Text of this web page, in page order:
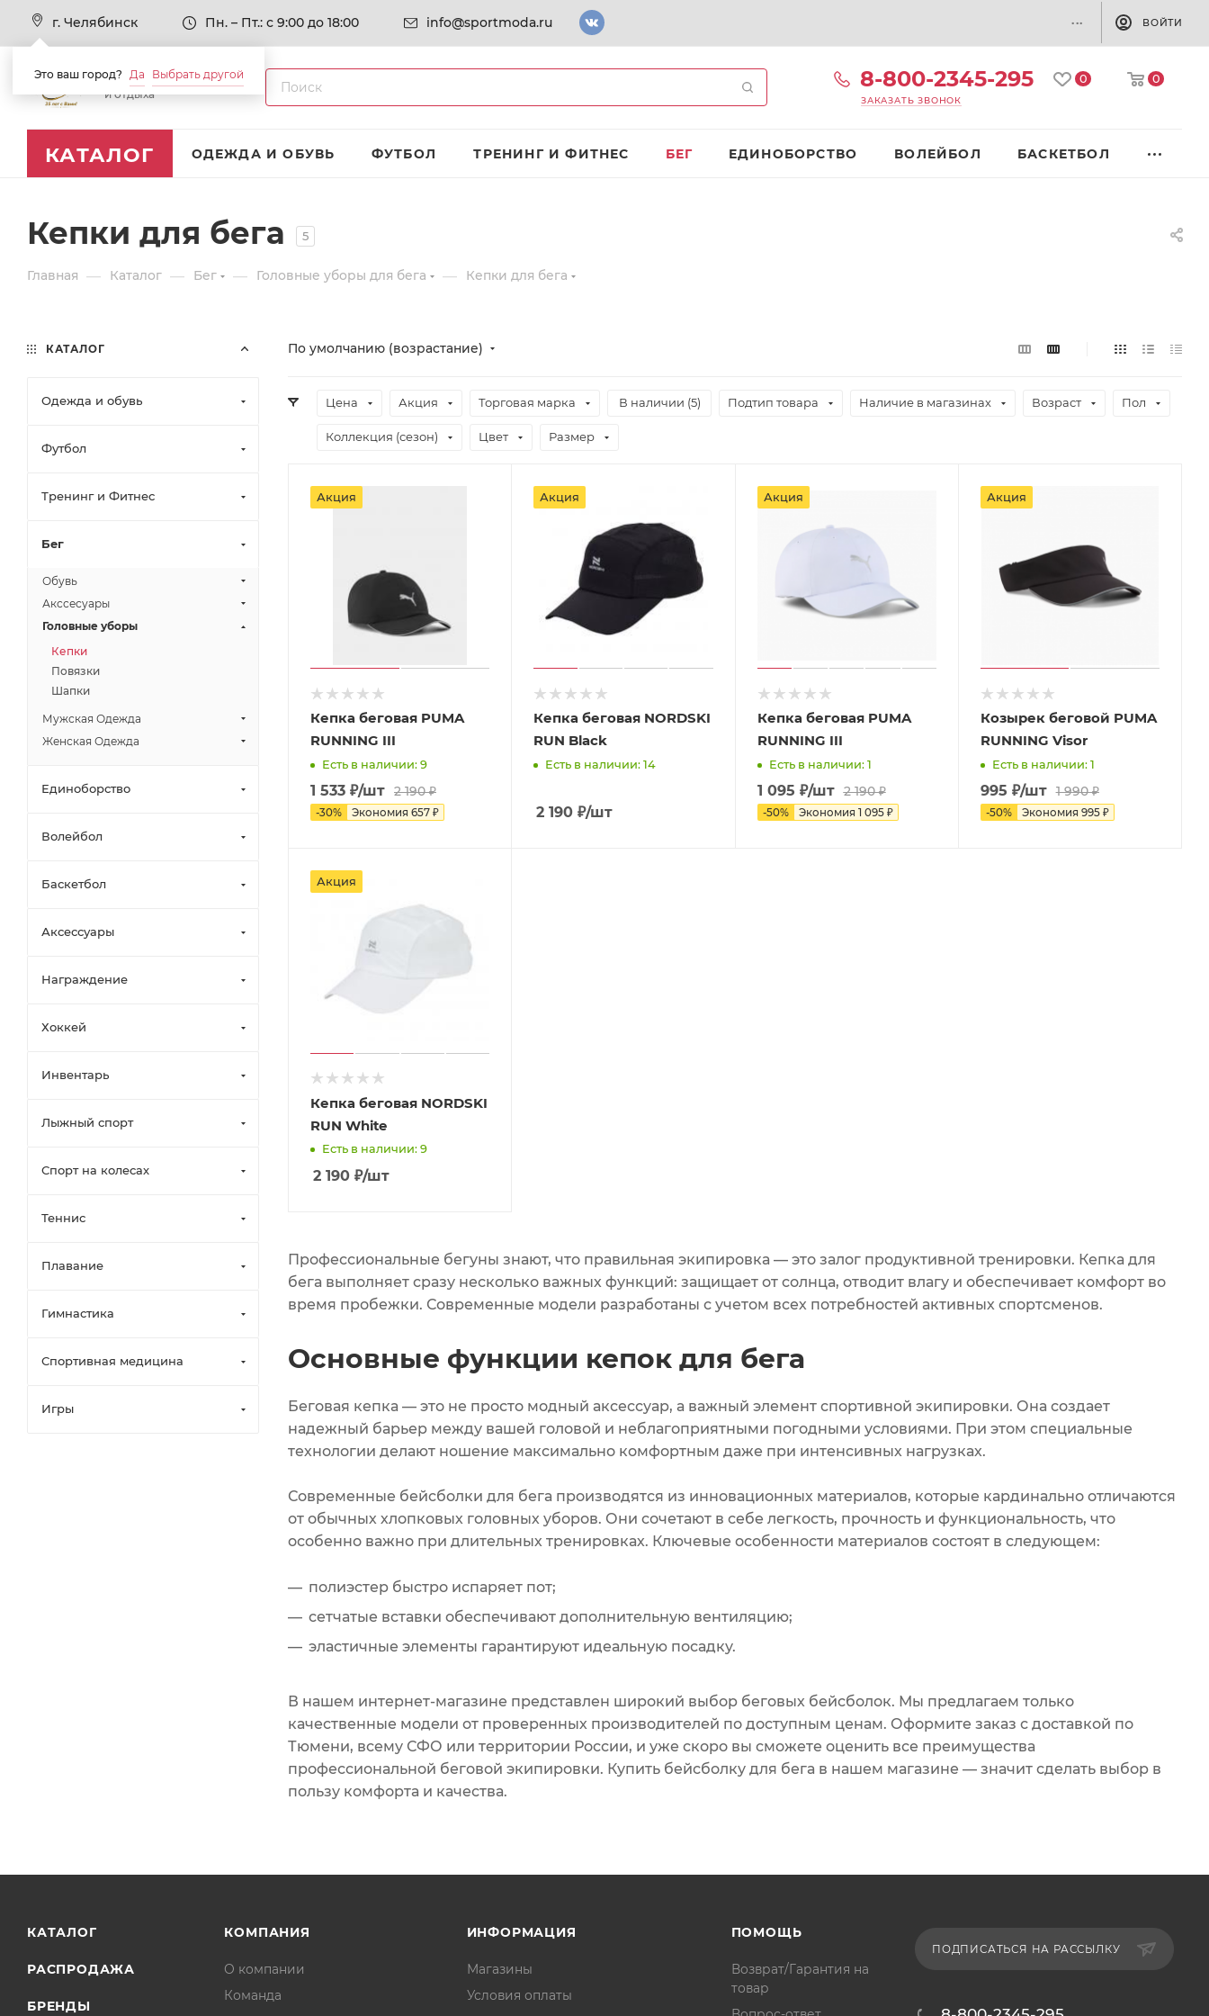
г. Челябинск
Это ваш город? Да Выбрать другой
Пн. – Пт.: с 9:00 до 18:00 info@sportmoda.ru ... ВОЙТИ
Товары для спорта
и отдыха
8-800-2345-295
ЗАКАЗАТЬ ЗВОНОК
0 0
КАТАЛОГ ОДЕЖДА И ОБУВЬ ФУТБОЛ ТРЕНИНГ И ФИТНЕС БЕГ ЕДИНОБОРСТВО ВОЛЕЙБОЛ БАСКЕТБОЛ
Кепки для бега 5
Главная — Каталог — Бег — Головные уборы для бега — Кепки для бега
По умолчанию (возрастание)
Цена Акция Торговая марка В наличии (5) Подтип товара Наличие в магазинах Возраст Пол
Коллекция (сезон) Цвет Размер
Акция
Кепка беговая PUMA
RUNNING III
Есть в наличии: 9
1 533 ₽/шт 2 190₽
-30% Экономия 657 ₽
Акция
Кепка беговая NORDSKI
RUN Black
Есть в наличии: 14
2 190 ₽/шт
Акция
Кепка беговая PUMA
RUNNING III
Есть в наличии: 1
1 095 ₽/шт 2 190₽
-50% Экономия 1 095₽
Акция
Козырек беговой PUMA
RUNNING Visor
Есть в наличии: 1
995 ₽/шт 1 990₽
-50% Экономия 995₽
Акция
Кепка беговая NORDSKI
RUN White
Есть в наличии: 9
2 190 ₽/шт
Профессиональные бегуны знают, что правильная экипировка — это залог продуктивной тренировки. Кепка для
бега выполняет сразу несколько важных функций: защищает от солнца, отводит влагу и обеспечивает комфорт во
время пробежки. Современные модели разработаны с учетом всех потребностей активных спортсменов.
Основные функции кепок для бега
Беговая кепка — это не просто модный аксессуар, а важный элемент спортивной экипировки. Она создает
надежный барьер между вашей головой и неблагоприятными погодными условиями. При этом специальные
технологии делают ношение максимально комфортным даже при интенсивных нагрузках.
Современные бейсболки для бега производятся из инновационных материалов, которые кардинально отличаются
от обычных хлопковых головных уборов. Они сочетают в себе легкость, прочность и функциональность, что
особенно важно при длительных тренировках. Ключевые особенности материалов состоят в следующем:
полиэстер быстро испаряет пот;
сетчатые вставки обеспечивают дополнительную вентиляцию;
эластичные элементы гарантируют идеальную посадку.
В нашем интернет-магазине представлен широкий выбор беговых бейсболок. Мы предлагаем только
качественные модели от проверенных производителей по доступным ценам. Оформите заказ с доставкой по
Тюмени, всему СФО или территории России, и уже скоро вы сможете оценить все преимущества
профессиональной беговой экипировки. Купить бейсболку для бега в нашем магазине — значит сделать выбор в
пользу комфорта и качества.
КАТАЛОГ
Одежда и обувь
Футбол
Тренинг и Фитнес
Бег
Обувь
Акссесуары
Головные уборы
Кепки
Повязки
Шапки
Мужская Одежда
Женская Одежда
Единоборство
Волейбол
Баскетбол
Аксессуары
Награждение
Хоккей
Инвентарь
Лыжный спорт
Спорт на колесах
Теннис
Плавание
Гимнастика
Спортивная медицина
Игры
КАТАЛОГ
РАСПРОДАЖА
БРЕНДЫ
КОМПАНИЯ
О компании
Команда
ИНФОРМАЦИЯ
Магазины
Условия оплаты
ПОМОЩЬ
Возврат/Гарантия на
товар
ПОДПИСАТЬСЯ НА РАССЫЛКУ